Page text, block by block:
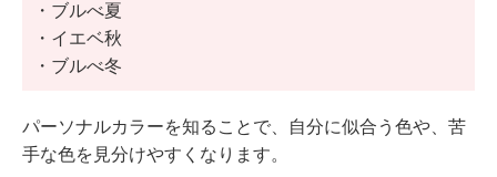
・ブルべ夏
・イエベ秋
・ブルべ冬
パーソナルカラーを知ることで、自分に似合う色や、苦
手な色を見分けやすくなります。